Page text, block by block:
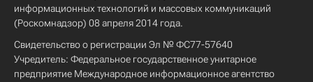
информационных технологий и массовых коммуникаций
(Роскомнадзор) 08 апреля 2014 года.
Свидетельство о регистрации Эл № ФС77-57640
Учредитель: Федеральное государственное унитарное
предприятие Международное информационное агентство